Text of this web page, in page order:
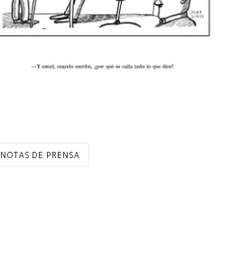
NOTAS DE PRENSA